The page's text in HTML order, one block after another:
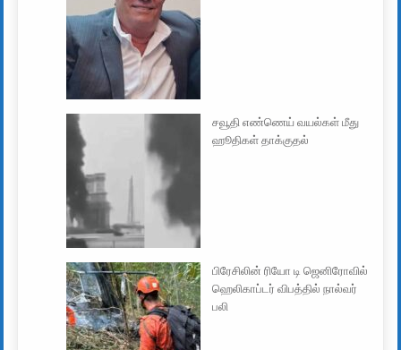
சவூதி எண்ணெய் வயல்கள் மீது
ஹூதிகள் தாக்குதல்
பிரேசிலின் ரியோ டி ஜெனிரோவில்
ஹெலிகாப்டர் விபத்தில் நால்வர்
பலி